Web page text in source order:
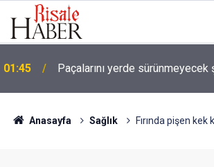
01:45 Paçalarını yerde sürünmeyecek
Anasayfa Sağlık Fırında pişen kek